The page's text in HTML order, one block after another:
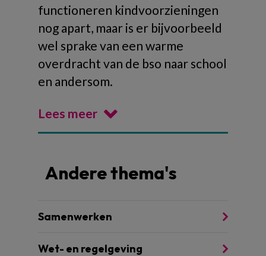
functioneren kindvoorzieningen
nog apart, maar is er bijvoorbeeld
wel sprake van een warme
overdracht van de bso naar school
en andersom.
Lees meer
Andere thema's
Samenwerken
Wet- en regelgeving